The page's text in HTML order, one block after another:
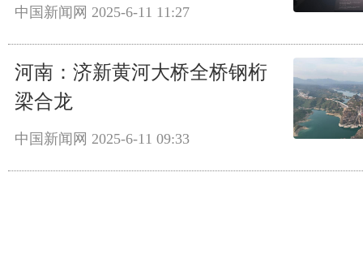
中国新闻网 2025-6-11 11:27
河南：济新黄河大桥全桥钢桁
梁合龙
中国新闻网 2025-6-11 09:33